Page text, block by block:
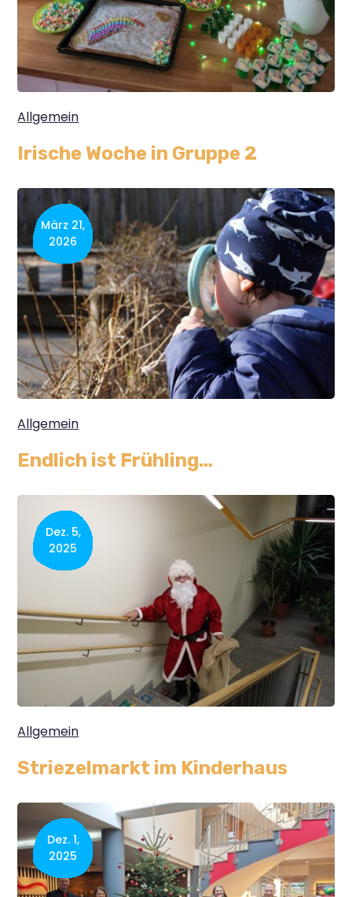
Irische Woche in Gruppe 2
Allgemein
März 21,
2026
Endlich ist Frühling…
Allgemein
Dez. 5,
2025
Striezelmarkt im Kinderhaus
Allgemein
Dez. 1,
2025